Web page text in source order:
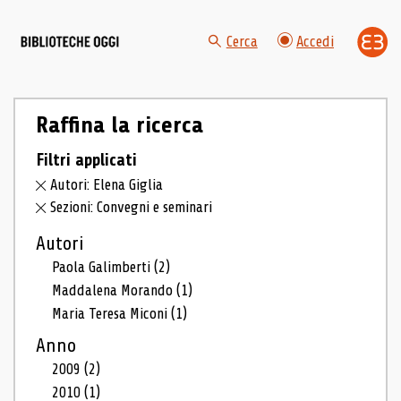
Cerca Accedi
Raffina la ricerca
Filtri applicati
Autori: Elena Giglia
Sezioni: Convegni e seminari
Autori
Paola Galimberti(2)
Maddalena Morando(1)
Maria Teresa Miconi(1)
Anno
2009(2)
2010(1)